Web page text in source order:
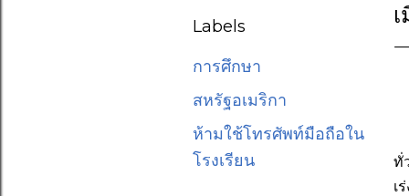
Labels
การศึกษา
สหรัฐอเมริกา
ห้ามใช้โทรศัพท์มือถือใน
โรงเรียน
ทั่
เ